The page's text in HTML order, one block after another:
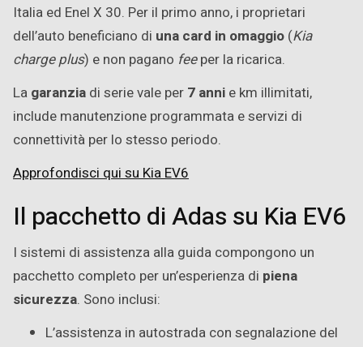
Italia ed Enel X 30. Per il primo anno, i proprietari
dell’auto beneficiano di una card in omaggio (Kia
charge plus) e non pagano feeper la ricarica.
La garanzia di serie vale per 7 anni e km illimitati,
include manutenzione programmata e servizi di
connettività per lo stesso periodo.
Approfondisci qui su Kia EV6
Il pacchetto di Adas su Kia EV6
I sistemi di assistenza alla guida compongono un
pacchetto completo per un’esperienza di piena
sicurezza. Sono inclusi:
L’assistenza in autostrada con segnalazione del